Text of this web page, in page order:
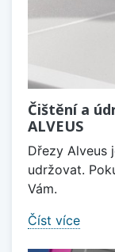
Čištění a
ALVEUS
Dřezy Alveus
udržovat.
Vám.
Číst více